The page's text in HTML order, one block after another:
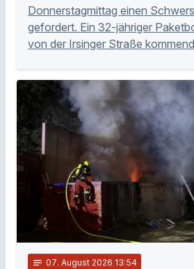
Donnerstagmittag einen
gefordert. Ein 32-jähriger
von der Irsinger Straße
notes 07. August 2026 13:54